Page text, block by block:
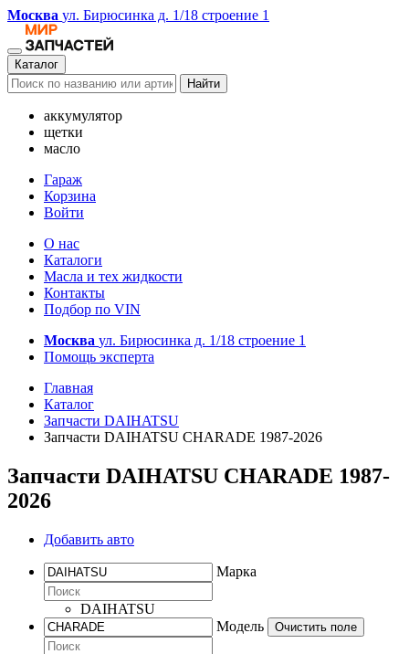
Москва ул. Бирюсинка д. 1/18 строение 1
Каталог
Найти
аккумулятор
щетки
масло
Гараж
Корзина
Войти
О нас
Каталоги
Масла и тех жидкости
Контакты
Подбор по VIN
Москва ул. Бирюсинка д. 1/18 строение 1
Помощь эксперта
Главная
Каталог
Запчасти DAIHATSU
Запчасти DAIHATSU CHARADE 1987-2026
Запчасти DAIHATSU CHARADE 1987-
2026
Добавить авто
Марка
DAIHATSU
Модель
Очистить поле